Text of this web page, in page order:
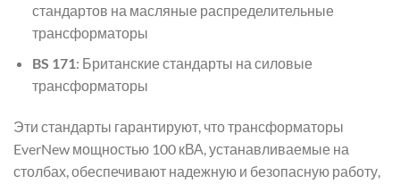
стандартов на масляные распределительные
трансформаторы
BS 171: Британские стандарты на силовые
трансформаторы
Эти стандарты гарантируют, что трансформаторы
EverNew мощностью 100 кВА, устанавливаемые на
столбах, обеспечивают надежную и безопасную работу,